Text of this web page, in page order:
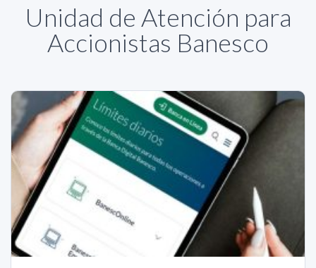
Unidad de Atención para
Accionistas Banesco